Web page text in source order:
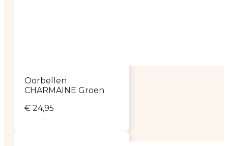
Oorbellen
CHARMAINE Groen
€ 24,95